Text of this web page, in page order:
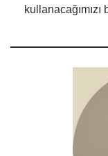
kullanacağımızı